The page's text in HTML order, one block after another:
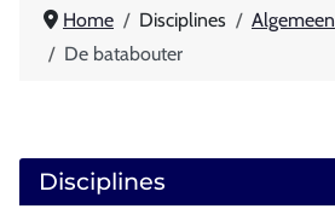
Home Disciplines Algemeen
De batabouter
Disciplines